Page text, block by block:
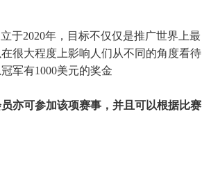
于2020年，目标不仅仅是推广世界上最
很大程度上影响人们从不同的角度看待
军有1000美元的奖金
亦可参加该项赛事，并且可以根据比赛